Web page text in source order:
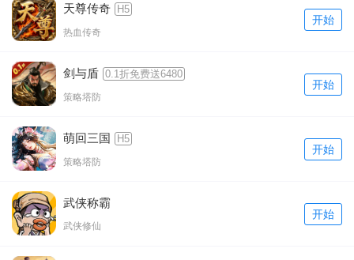
天尊传奇 H5
热血传奇
开始
剑与盾 0.1折免费送6480
策略塔防
开始
萌回三国 H5
策略塔防
开始
武侠称霸
武侠修仙
开始